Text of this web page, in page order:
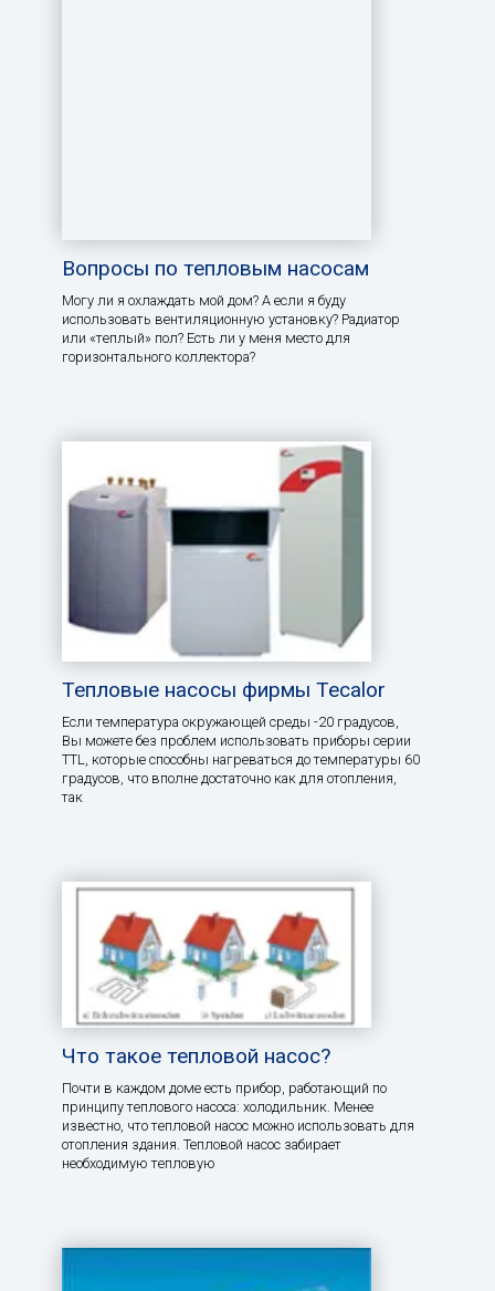
Вопросы по тепловым насосам
Могу ли я охлаждать мой дом? А если я буду
использовать вентиляционную установку? Радиатор
или «теплый» пол? Есть ли у меня место для
горизонтального коллектора?
Тепловые насосы фирмы Tecalor
Если температура окружающей среды -20 градусов,
Вы можете без проблем использовать приборы серии
TTL, которые способны нагреваться до температуры 60
градусов, что вполне достаточно как для отопления,
так
Что такое тепловой насос?
Почти в каждом доме есть прибор, работающий по
принципу теплового насоса: холодильник. Менее
известно, что тепловой насос можно использовать для
отопления здания. Тепловой насос забирает
необходимую тепловую